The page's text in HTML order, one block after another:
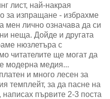
лист, най-накрая
за изпращане - избрахме
мен лично означава да си
неща. Дойде и другата
нюзлетъра с
читателите ще могат да
модерна медия...
и много лесен за
темплейт, за да пасне на
първите 2-3 поста